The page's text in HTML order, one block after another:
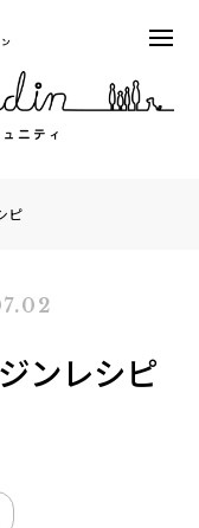
ピ
ンレシピ